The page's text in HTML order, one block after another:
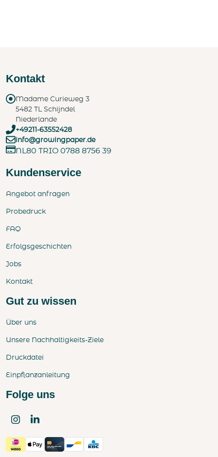
Kontakt
Madame Curieweg 3
5482 TL Schijndel
Niederlande
+49211-63552428
info@growingpaper.de
NL80 TRIO 0788 8756 39
Kundenservice
Angebot anfragen
Probedruck
FAQ
Erfolgsgeschichten
Jobs
Kontakt
Gut zu wissen
Über uns
Unsere Nachhaltigkeits-Ziele
Druckdatei
Einpflanzanleitung
Folge uns